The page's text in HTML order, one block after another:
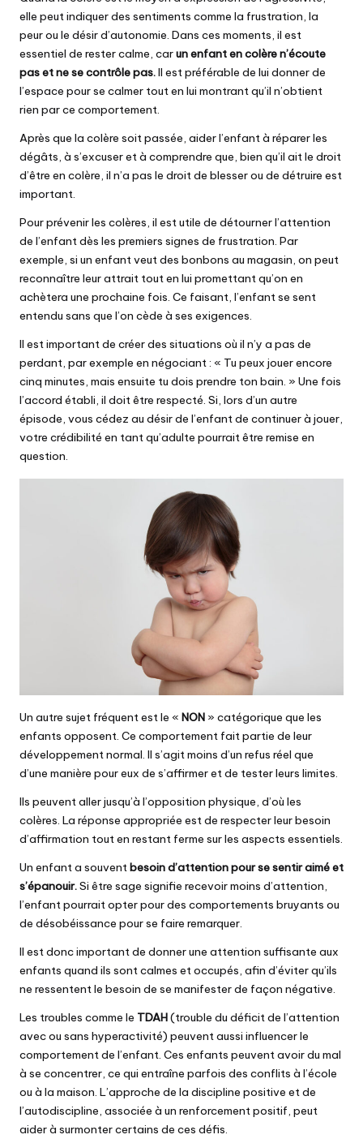
elle peut indiquer des sentiments comme la frustration, la
peur ou le désir d’autonomie. Dans ces moments, il est
essentiel de rester calme, carun enfant en colère n’écoute
pas et ne se contrôle pas.Il est préférable de lui donner de
l’espace pour se calmer tout en lui montrant qu’il n’obtient
rien par ce comportement.
Après que la colère soit passée, aider l’enfant à réparer les
dégâts, à s’excuser et à comprendre que, bien qu’il ait le droit
d’être en colère, il n’a pas le droit de blesser ou de détruire est
important.
Pour prévenir les colères, il est utile de détourner l’attention
de l’enfant dès les premiers signes de frustration. Par
exemple, si un enfant veut des bonbons au magasin, on peut
reconnaître leur attrait tout en lui promettant qu’on en
achètera une prochaine fois. Ce faisant, l’enfant se sent
entendu sans que l’on cède à ses exigences.
Il est important de créer des situations où il n’y a pas de
perdant, par exemple en négociant : « Tu peux jouer encore
cinq minutes, mais ensuite tu dois prendre ton bain. » Une fois
l’accord établi, il doit être respecté. Si, lors d’un autre
épisode, vous cédez au désir de l’enfant de continuer à jouer,
votre crédibilité en tant qu’adulte pourrait être remise en
question.
Un autre sujet fréquent est le « NON » catégorique que les
enfants opposent. Ce comportement fait partie de leur
développement normal. Il s’agit moins d’un refus réel que
d’une manière pour eux de s’affirmer et de tester leurs limites.
Ils peuvent aller jusqu’à l’opposition physique, d’où les
colères. La réponse appropriée est de respecter leur besoin
d’affirmation tout en restant ferme sur les aspects essentiels.
Un enfant a souventbesoin d’attention pour se sentir aimé et
s’épanouir.Si être sage signifie recevoir moins d’attention,
l’enfant pourrait opter pour des comportements bruyants ou
de désobéissance pour se faire remarquer.
Il est donc important de donner une attention suffisante aux
enfants quand ils sont calmes et occupés, afin d’éviter qu’ils
ne ressentent le besoin de se manifester de façon négative.
Les troubles comme le TDAH(trouble du déficit de l’attention
avec ou sans hyperactivité) peuvent aussi influencer le
comportement de l’enfant. Ces enfants peuvent avoir du mal
à se concentrer, ce qui entraîne parfois des conflits à l’école
ou à la maison. L’approche de la discipline positive et de
l’autodiscipline, associée à un renforcement positif, peut
aider à surmonter certains de ces défis.